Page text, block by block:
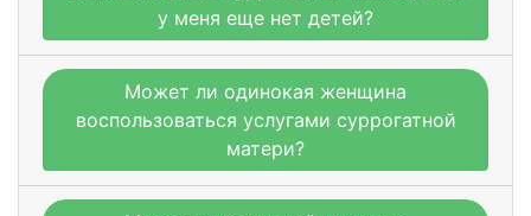
у меня еще нет детей?
Может ли одинокая женщина
воспользоваться услугами суррогатной
матери?